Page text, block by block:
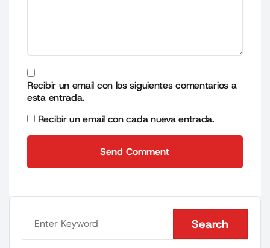
Recibir un email con los siguientes comentarios a
esta entrada.
Recibir un email con cada nueva entrada.
Send Comment
Search
Search